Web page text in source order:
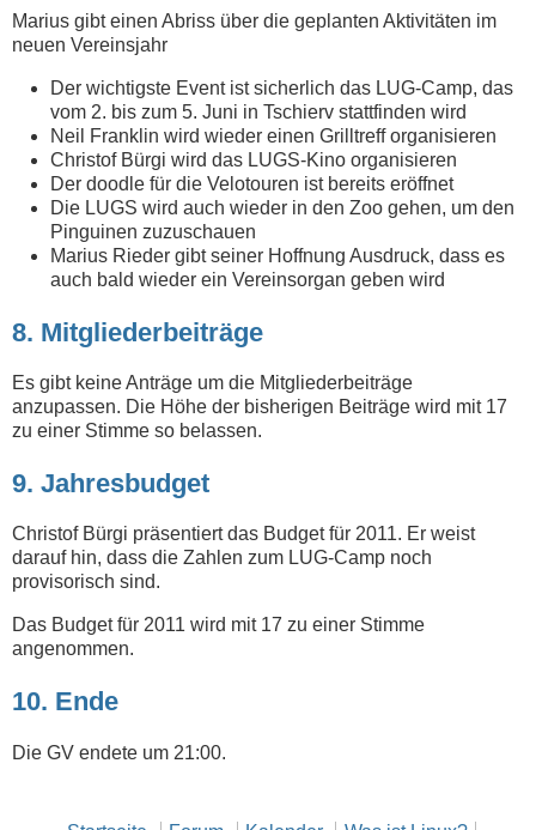
Marius gibt einen Abriss über die geplanten Aktivitäten im
neuen Vereinsjahr
Der wichtigste Event ist sicherlich das LUG-Camp, das
vom 2. bis zum 5. Juni in Tschierv stattfinden wird
Neil Franklin wird wieder einen Grilltreff organisieren
Christof Bürgi wird das LUGS-Kino organisieren
Der doodle für die Velotouren ist bereits eröffnet
Die LUGS wird auch wieder in den Zoo gehen, um den
Pinguinen zuzuschauen
Marius Rieder gibt seiner Hoffnung Ausdruck, dass es
auch bald wieder ein Vereinsorgan geben wird
8. Mitgliederbeiträge
Es gibt keine Anträge um die Mitgliederbeiträge
anzupassen. Die Höhe der bisherigen Beiträge wird mit 17
zu einer Stimme so belassen.
9. Jahresbudget
Christof Bürgi präsentiert das Budget für 2011. Er weist
darauf hin, dass die Zahlen zum LUG-Camp noch
provisorisch sind.
Das Budget für 2011 wird mit 17 zu einer Stimme
angenommen.
10. Ende
Die GV endete um 21:00.